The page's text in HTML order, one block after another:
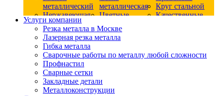
металлический
металлическая
Круг стальной
Нержавеющая
сталь
Квадрат
нержавеющий
никельсодержащий
Круг
нержавеющий
безникелевый
жаропрочный
Круг
Цветные
Шестигранник
дюралевый
дюралевый
Качественные
Услуги компании
Резка металла в Москве
Лазерная резка металла
Гибка металла
Сварочные работы по металлу любой сложности
Профнастил
Сварные сетки
Закладные детали
Металлоконструкции